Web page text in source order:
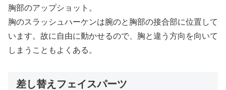
胸部のアップショット。
胸のスラッシュハーケンは腕のと胸部の接合部に位置して
います。故に自由に動かせるので、胸と違う方向を向いて
しまうこともよくある。
差し替えフェイスパーツ